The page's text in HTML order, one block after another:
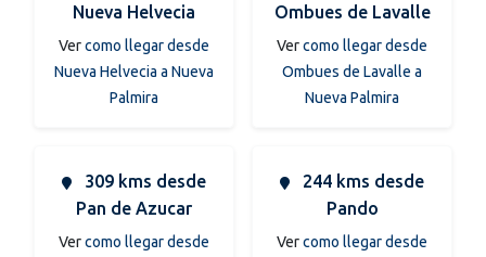
Nueva Helvecia
Vercomo llegar desde
Nueva Helvecia a Nueva
Palmira
Ombues de Lavalle
Vercomo llegar desde
Ombues de Lavalle a
Nueva Palmira
309 kms desde
Pan de Azucar
Vercomo llegar desde
244 kms desde
Pando
Vercomo llegar desde